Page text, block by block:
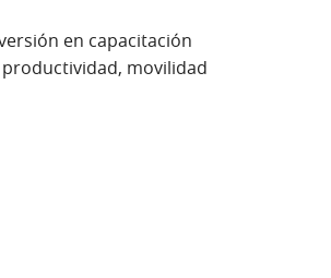
en capacitación
movilidad